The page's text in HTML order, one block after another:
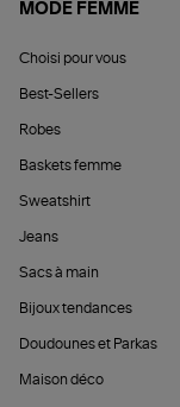
MODE FEMME
Choisi pour vous
Best-Sellers
Robes
Baskets femme
Sweatshirt
Jeans
Sacs à main
Bijoux tendances
Doudounes et Parkas
Maison déco